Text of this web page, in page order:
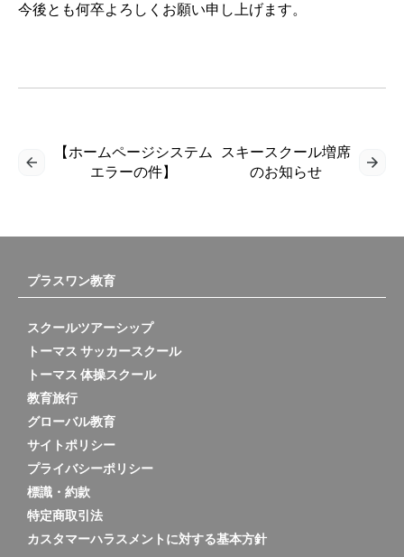
今後とも何卒よろしくお願い申し上げます。
【ホームページシステム
エラーの件】
スキースクール増席
のお知らせ
プラスワン教育
スクールツアーシップ
トーマス サッカースクール
トーマス 体操スクール
教育旅行
グローバル教育
サイトポリシー
プライバシーポリシー
標識・約款
特定商取引法
カスタマーハラスメントに対する基本方針